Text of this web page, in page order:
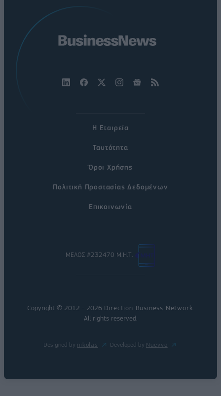
Η Εταιρεία
Ταυτότητα
Όροι Χρήσης
Πολιτική Προστασίας Δεδομένων
Επικοινωνία
ΜΕΛΟΣ #232470 Μ.Η.Τ.
Copyright © 2012 - 2026 Direction Business Network.
All rights reserved.
Designed by nikolas Developed by Nuevvo